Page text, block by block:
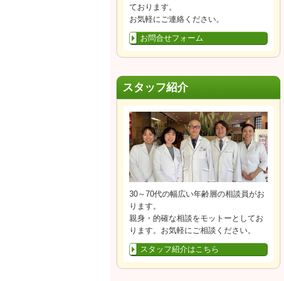
ております。
お気軽にご連絡ください。
お問合せフォーム
スタッフ紹介
30～70代の幅広い年齢層の相談員がお
ります。
親身・的確な相談をモットーとしてお
ります。お気軽にご相談ください。
スタッフ紹介はこちら